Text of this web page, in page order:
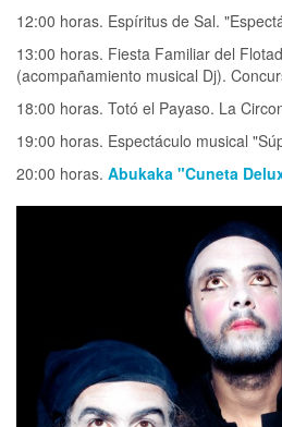
12:00 horas. Espíritus de Sal.
13:00 horas. Fiesta Familiar del
(acompañamiento musical Dj).
18:00 horas. Totó el Payaso. La
19:00 horas. Espectáculo musical
20:00 horas. Abukaka "Cuneta